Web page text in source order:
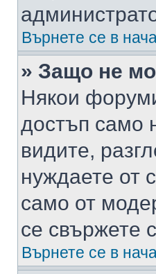
Върнете се в
» Защо не
Някои
достъп само
видите,
нуждаете от
само от
се свържете
Върнете се в